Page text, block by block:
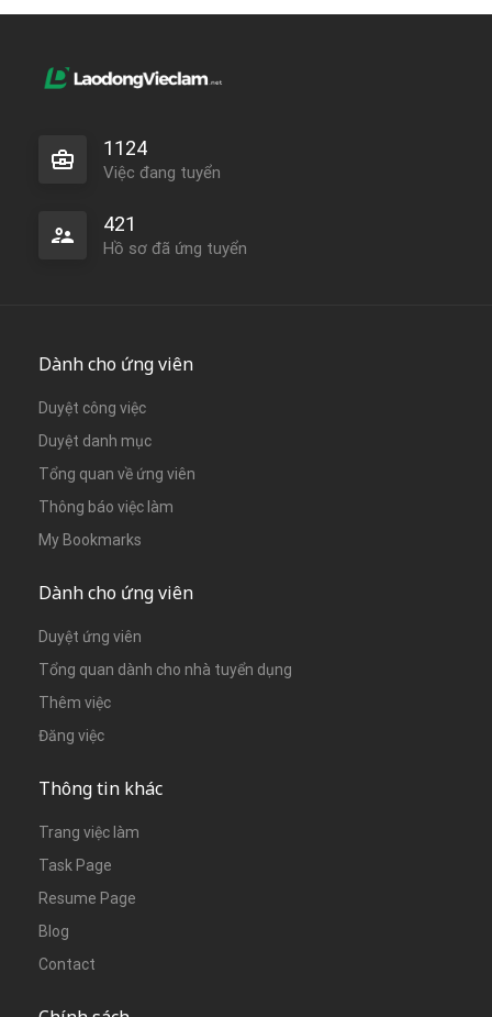
1124
Việc đang tuyển
421
Hồ sơ đã ứng tuyển
Dành cho ứng viên
Duyệt công việc
Duyệt danh mục
Tổng quan về ứng viên
Thông báo việc làm
My Bookmarks
Dành cho ứng viên
Duyệt ứng viên
Tổng quan dành cho nhà tuyển dụng
Thêm việc
Đăng việc
Thông tin khác
Trang việc làm
Task Page
Resume Page
Blog
Contact